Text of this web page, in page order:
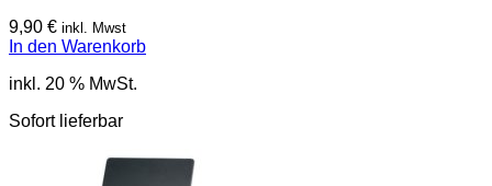
9,90 € inkl. Mwst
In den Warenkorb
inkl. 20 % MwSt.
Sofort lieferbar